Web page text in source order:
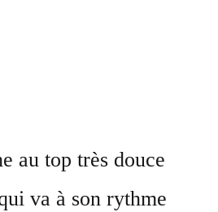
au top très douce
va à son rythme